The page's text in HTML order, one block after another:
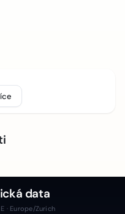
data
E · Europe/Zurich